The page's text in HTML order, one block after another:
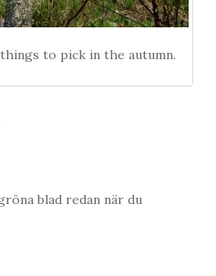
to pick in the autumn.
blad redan när du